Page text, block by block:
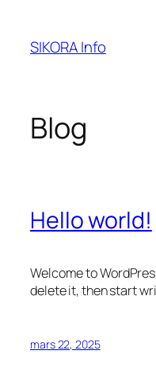
contenu
SIKORA Info
Blog
Hello world!
Welcome to
delete it, then start
mars 22, 2025